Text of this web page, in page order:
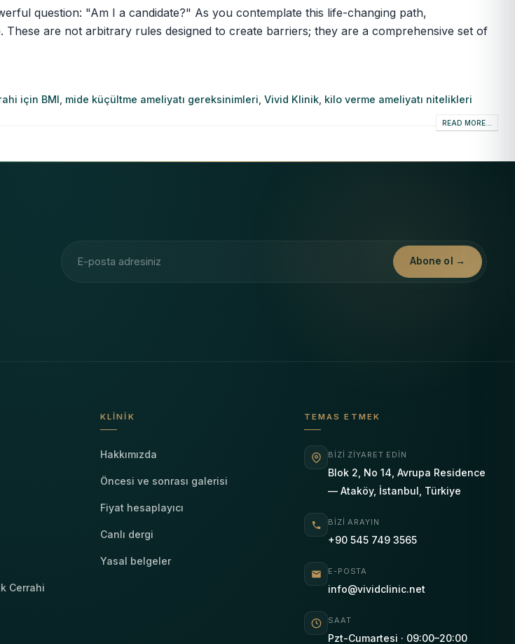
question: "Am I a candidate?" As you contemplate this life-changing path,
are not arbitrary rules designed to create barriers; they are a comprehensive set of
için BMI mide küçültme ameliyatı gereksinimleri ,Vivid Klinik kilo verme ameliyatı nitelikleri
READ MORE...
Abone ol →
Cerrahi
KLINIK
Hakkımızda
Öncesi ve sonrası galerisi
Fiyat hesaplayıcı
Canlı dergi
Yasal belgeler
TEMAS ETMEK
BIZI ZIYARET EDIN
Blok 2, No 14, Avrupa Residence
— Ataköy, İstanbul, Türkiye
BIZI ARAYIN
+90 545 749 3565
E-POSTA
info@vividclinic.net
SAAT
Pzt-Cumartesi · 09:00–20:00